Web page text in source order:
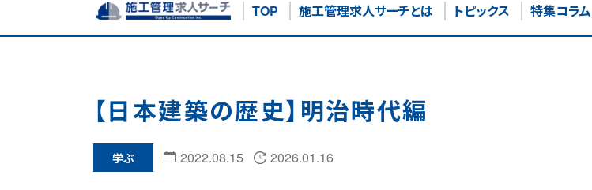
TOP 施工管理求人サーチとは トピックス 特集コラム
【日本建築の歴史】明治時代編
学ぶ 2022.08.15 2026.01.16